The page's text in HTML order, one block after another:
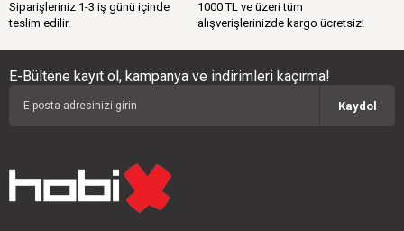
Siparişleriniz 1-3 iş günü içinde
teslim edilir.
1000 TL ve üzeri tüm
alışverişlerinizde kargo ücretsiz!
E-Bültene kayıt ol, kampanya ve indirimleri kaçırma!
Kaydol